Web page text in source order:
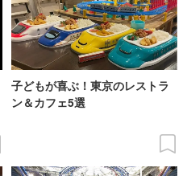
子どもが喜ぶ！東京のレストラ
ン＆カフェ5選